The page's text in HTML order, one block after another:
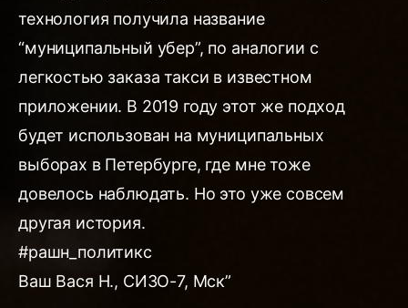
технология получила название
“муниципальный убер”, по аналогии с
легкостью заказа такси в известном
приложении. В 2019 году этот же подход
будет использован на муниципальных
выборах в Петербурге, где мне тоже
довелось наблюдать. Но это уже совсем
другая история.
#рашн_политикс
Ваш Вася Н., СИЗО-7, Мск”